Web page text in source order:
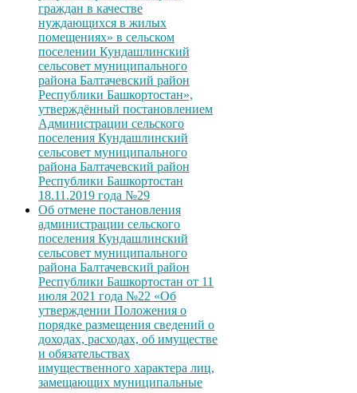
граждан в качестве
нуждающихся в жилых
помещениях» в сельском
поселении Кундашлинский
сельсовет муниципального
района Балтачевский район
Республики Башкортостан»,
утверждённый постановлением
Администрации сельского
поселения Кундашлинский
сельсовет муниципального
района Балтачевский район
Республики Башкортостан
18.11.2019 года №29
Об отмене постановления
администрации сельского
поселения Кундашлинский
сельсовет муниципального
района Балтачевский район
Республики Башкортостан от 11
июля 2021 года №22 «Об
утверждении Положения о
порядке размещения сведений о
доходах, расходах, об имуществе
и обязательствах
имущественного характера лиц,
замещающих муниципальные